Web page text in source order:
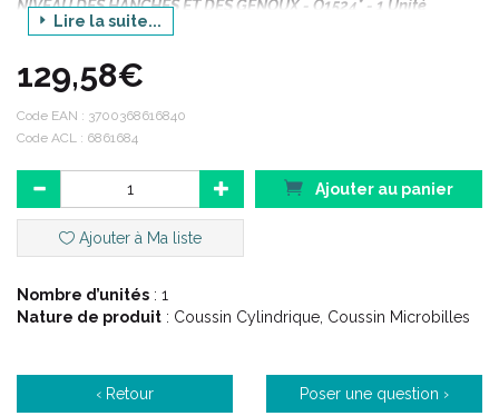
NIVEAU DES HANCHES ET DES GENOUX - O1524* - 1 Unité
Coussin universel standard
Coussin bouée
Coussin demi bouée
Coussin demi lune
Coussin decubitus semi latéral 30°
Description :
amovible.
Microbilles en polystyrène expansé (avec traitement d'
Lire la suite...
129,58€
Code EAN : 3700368616840
Code ACL : 6861684
Ajouter au panier
Ajouter à Ma liste
Nombre d’unités : 1
Nature de produit : Coussin Cylindrique, Coussin Microbilles
‹ Retour Poser une question ›